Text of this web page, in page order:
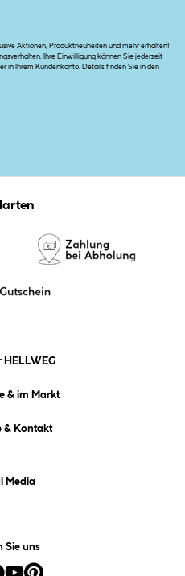
Aktionen, Produktneuheiten und mehr erhalten!
Ihre Einwilligung können Sie jederzeit
in Ihrem Kundenkonto. Details finden Sie in den
HELLWEG
& im Markt
& Kontakt
Media
Sie uns